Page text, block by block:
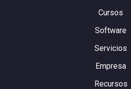
Cursos
Software
Servicios
Empresa
Recursos